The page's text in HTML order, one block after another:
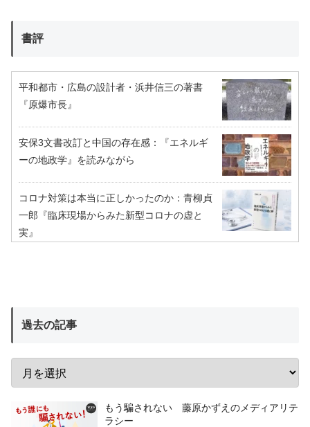
書評
平和都市・広島の設計者・浜井信三の著書
『原爆市長』
安保3文書改訂と中国の存在感：『エネルギ
ーの地政学』を読みながら
コロナ対策は本当に正しかったのか：青柳貞
一郎『臨床現場からみた新型コロナの虚と
実』
過去の記事
もう騙されない 藤原かずえのメディアリテ
ラシー